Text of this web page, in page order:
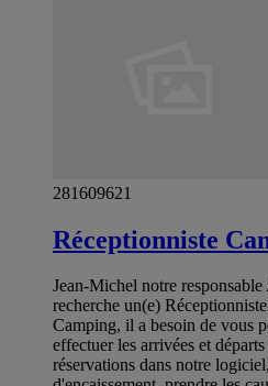
281609621
Réceptionniste
Jean-Michel notre
recherche un(e)
Camping, il a besoin de vous
effectuer les arrivées et
réservations dans notre